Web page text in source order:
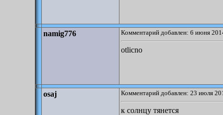
namig776 Комментарий добавлен: 6 июня
otlicno
osaj Комментарий добавлен: 23 июля
к солнцу тянется